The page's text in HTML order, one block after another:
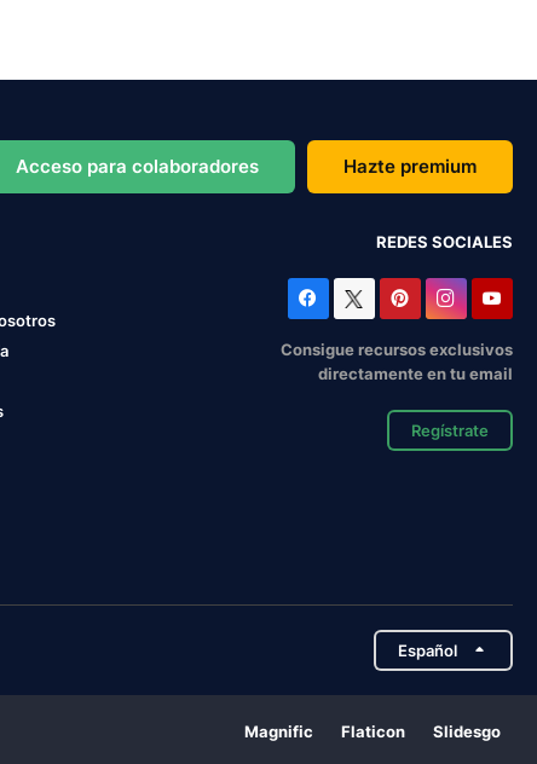
Acceso para colaboradores Hazte premium
REDES SOCIALES
Consigue recursos exclusivos
directamente en tu email
Regístrate
Español
Magnific Flaticon Slidesgo